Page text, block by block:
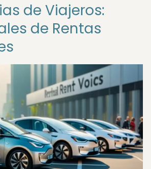
de Viajeros:
de Rentas